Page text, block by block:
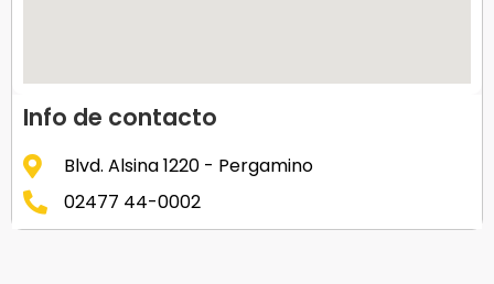
Info de contacto
Blvd. Alsina 1220 - Pergamino
02477 44-0002